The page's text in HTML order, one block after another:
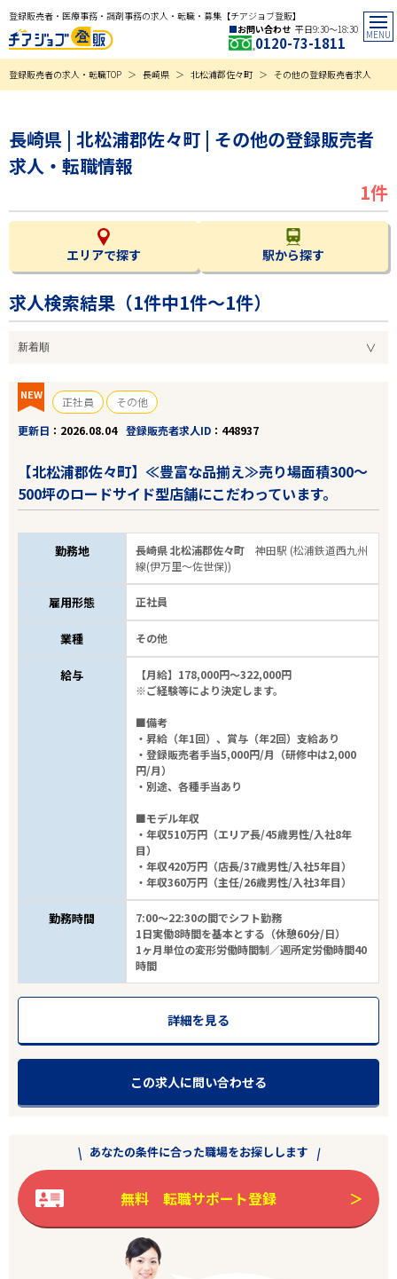
登録販売者・医療事務・調剤事務の求人・転職・募集【チアジョブ登販】
お問い合わせ 平日9:30〜18:30
0120-73-1811
登録販売者の求人・転職TOP 長崎県 北松浦郡佐々町 その他の登録販売者求人
長崎県 | 北松浦郡佐々町 | その他の登録販売者
求人・転職情報
1件
エリアで探す 駅から探す
求人検索結果（1件中1件～1件）
NEW 正社員
その他
更新日
2026.08.04 登録販売者求人ID 448937
【北松浦郡佐々町】≪豊富な品揃え≫売り場面積300～
500坪のロードサイド型店舗にこだわっています。
勤務地 長崎県 北松浦郡佐々町神田駅 (松浦鉄道西九州
線(伊万里～佐世保))
雇用形態 正社員
業種 その他
給与
【月給】178,000円～322,000円
※ご経験等により決定します。
■備考
・昇給（年1回）、賞与（年2回）支給あり
・登録販売者手当5,000円/月（研修中は2,000
円/月）
・別途、各種手当あり
■モデル年収
・年収510万円（エリア長/45歳男性/入社8年
目）
・年収420万円（店長/37歳男性/入社5年目）
・年収360万円（主任/26歳男性/入社3年目）
勤務時間
7:00～22:30の間でシフト勤務
1日実働8時間を基本とする（休憩60分/日）
1ヶ月単位の変形労働時間制／週所定労働時間40
時間
詳細を見る
この求人に問い合わせる
あなたの条件に合った職場をお探しします
無料 転職サポート登録